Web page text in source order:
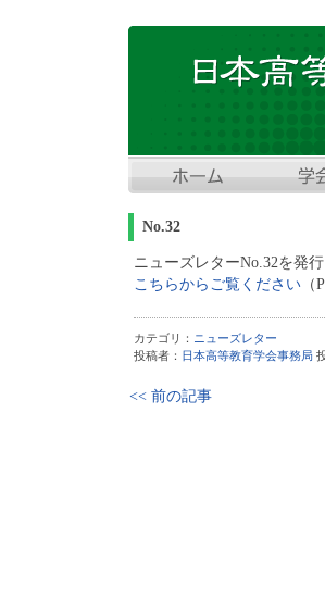
No.32
ニューズレターNo.32を発行
こちらからご覧ください （
カテゴリ： ニューズレター
投稿者： 日本高等教育学会事務局
<< 前の記事